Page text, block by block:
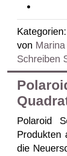
Kategorien:
von
Schreiben
Polaroid
Produkten
die